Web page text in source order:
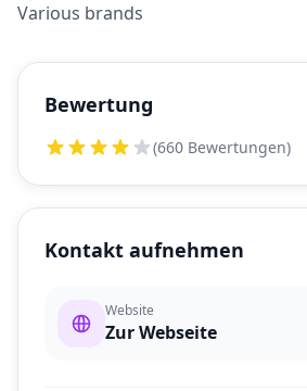
Various brands
Bewertung
(660 Bewertungen)
Kontakt aufnehmen
Website
Zur Webseite